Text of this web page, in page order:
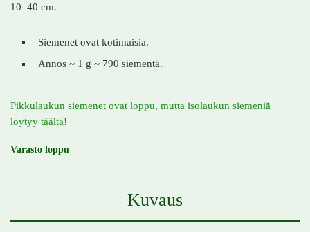
10–40 cm.
Siemenet ovat kotimaisia.
Annos ~ 1 g ~ 790 siementä.
Pikkulaukun siemenet ovat loppu, mutta isolaukun siemeniä
löytyy täältä!
Varasto loppu
Kuvaus